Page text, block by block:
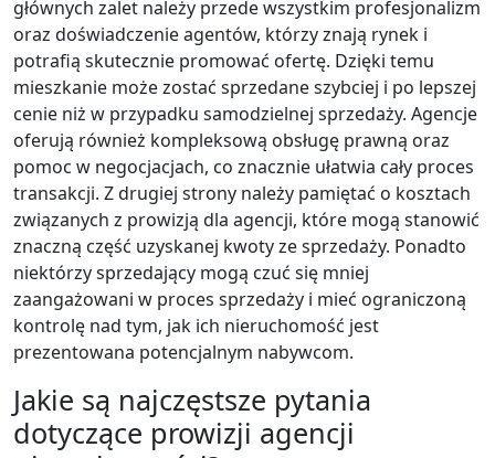
głównych zalet należy przede wszystkim profesjonalizm
oraz doświadczenie agentów, którzy znają rynek i
potrafią skutecznie promować ofertę. Dzięki temu
mieszkanie może zostać sprzedane szybciej i po lepszej
cenie niż w przypadku samodzielnej sprzedaży. Agencje
oferują również kompleksową obsługę prawną oraz
pomoc w negocjacjach, co znacznie ułatwia cały proces
transakcji. Z drugiej strony należy pamiętać o kosztach
związanych z prowizją dla agencji, które mogą stanowić
znaczną część uzyskanej kwoty ze sprzedaży. Ponadto
niektórzy sprzedający mogą czuć się mniej
zaangażowani w proces sprzedaży i mieć ograniczoną
kontrolę nad tym, jak ich nieruchomość jest
prezentowana potencjalnym nabywcom.
Jakie są najczęstsze pytania
dotyczące prowizji agencji